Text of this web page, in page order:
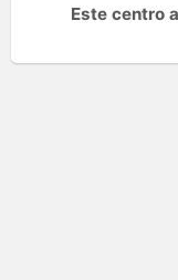
Este centro